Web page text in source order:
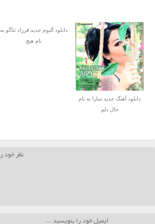
دانلود آهنگ جدید سارا به نام
حال دلم
دانلود آلبوم جدید فرزاد ثناگو به
نام هیچ